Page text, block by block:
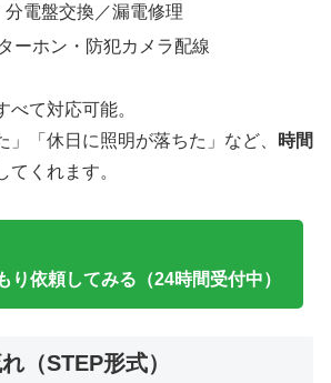
分電盤交換／漏電修理
ーホン・防犯カメラ配線
べて対応可能。
」「休日に照明が落ちた」など、
時間
てくれます。
り依頼してみる（24時間受付中）
（STEP形式）